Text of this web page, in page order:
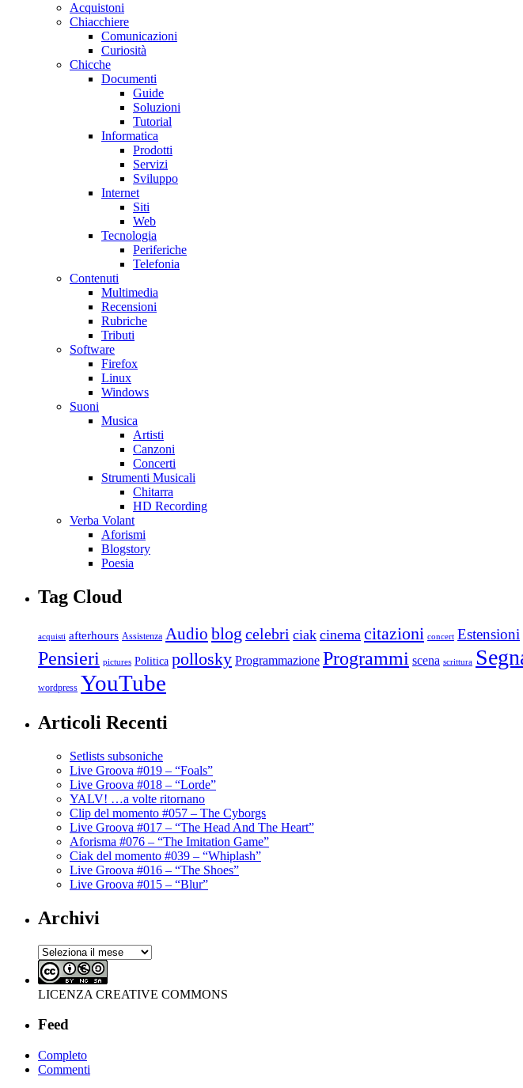
Acquistoni
Chiacchiere
Comunicazioni
Curiosità
Chicche
Documenti
Guide
Soluzioni
Tutorial
Informatica
Prodotti
Servizi
Sviluppo
Internet
Siti
Web
Tecnologia
Periferiche
Telefonia
Contenuti
Multimedia
Recensioni
Rubriche
Tributi
Software
Firefox
Linux
Windows
Suoni
Musica
Artisti
Canzoni
Concerti
Strumenti Musicali
Chitarra
HD Recording
Verba Volant
Aforismi
Blogstory
Poesia
Tag Cloud
acquisti afterhours Assistenza Audio blog celebri ciak cinema citazioni concert Estensioni
Pensieri pictures Politica pollosky Programmazione Programmi scena scrittura
wordpress YouTube
Articoli Recenti
Setlists subsoniche
Live Groova #019 – “Foals”
Live Groova #018 – “Lorde”
YALV! …a volte ritornano
Clip del momento #057 – The Cyborgs
Live Groova #017 – “The Head And The Heart”
Aforisma #076 – “The Imitation Game”
Ciak del momento #039 – “Whiplash”
Live Groova #016 – “The Shoes”
Live Groova #015 – “Blur”
Archivi
Archivi
LICENZA CREATIVE COMMONS
Feed
Completo
Commenti